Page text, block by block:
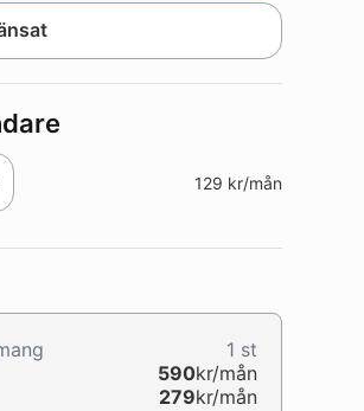
129 kr/mån
1 st
590kr/mån
279kr/mån